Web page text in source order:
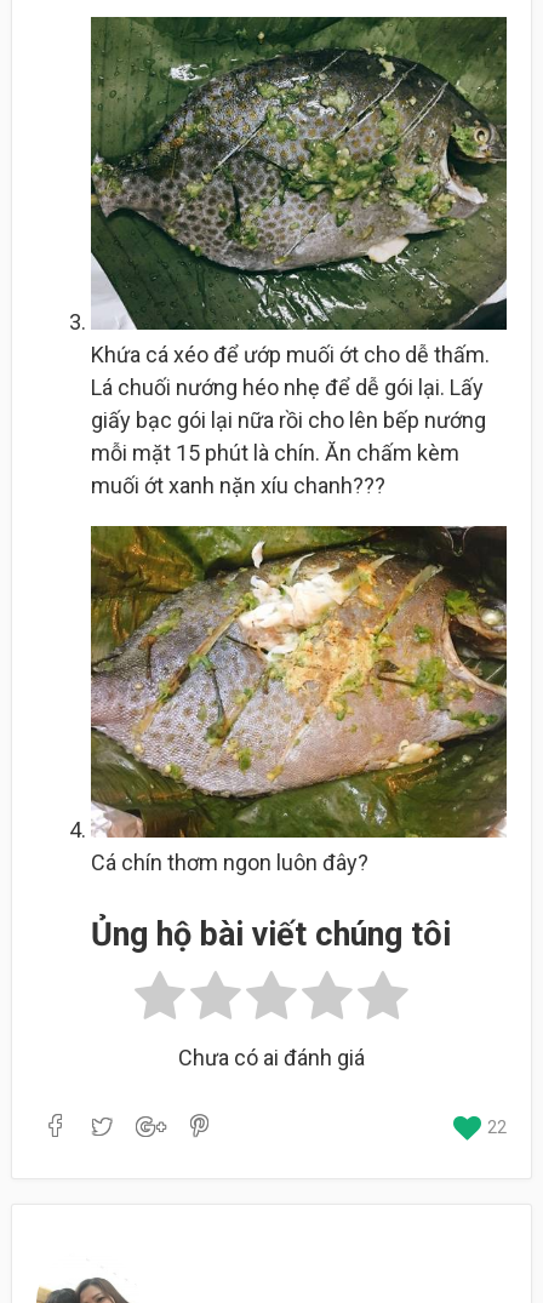
Khứa cá xéo để ướp muối ớt cho dễ thấm.
Lá chuối nướng héo nhẹ để dễ gói lại. Lấy
giấy bạc gói lại nữa rồi cho lên bếp nướng
mỗi mặt 15 phút là chín. Ăn chấm kèm
muối ớt xanh nặn xíu chanh???
Cá chín thơm ngon luôn đây?
Ủng hộ bài viết chúng tôi
Chưa có ai đánh giá
22